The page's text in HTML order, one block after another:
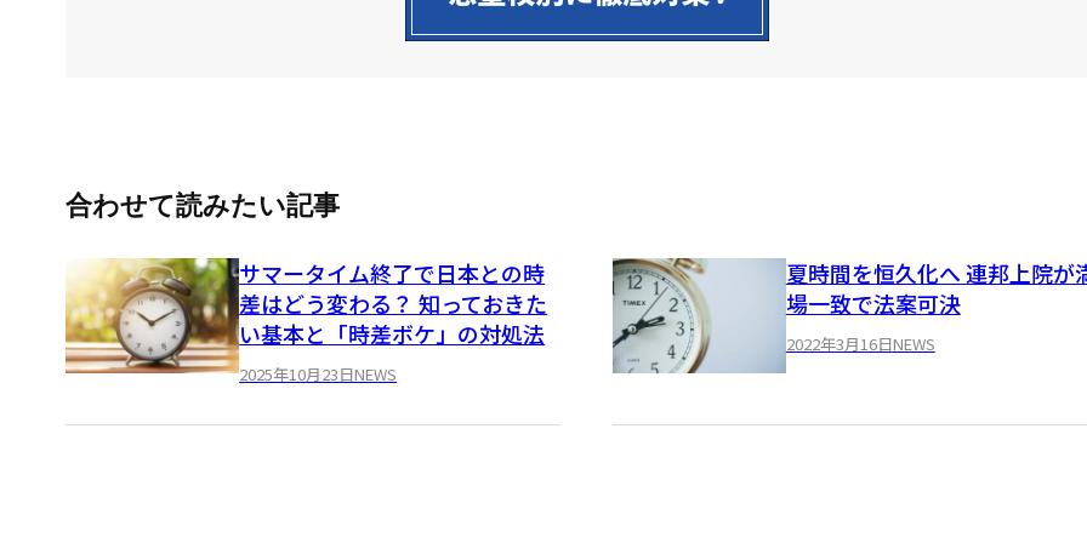
合わせて読みたい記事
サマータイム終了で日本との時
差はどう変わる？ 知っておきた
い基本と「時差ボケ」の対処法
2025年10月23日NEWS
夏時間を恒久化へ 連邦上院が
場一致で法案可決
2022年3月16日NEWS